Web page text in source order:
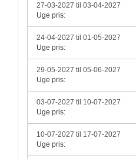
27-03-2027 til 03-04-2027
Uge pris:
24-04-2027 til 01-05-2027
Uge pris:
29-05-2027 til 05-06-2027
Uge pris:
03-07-2027 til 10-07-2027
Uge pris:
10-07-2027 til 17-07-2027
Uge pris: